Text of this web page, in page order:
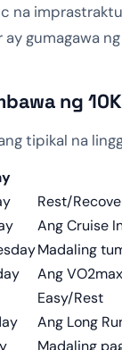
na
ay gumagawa
ng
tipikal na
Rest/
Ang Cruise
Madaling
Ang
Easy/Rest
Ang Long
Madaling